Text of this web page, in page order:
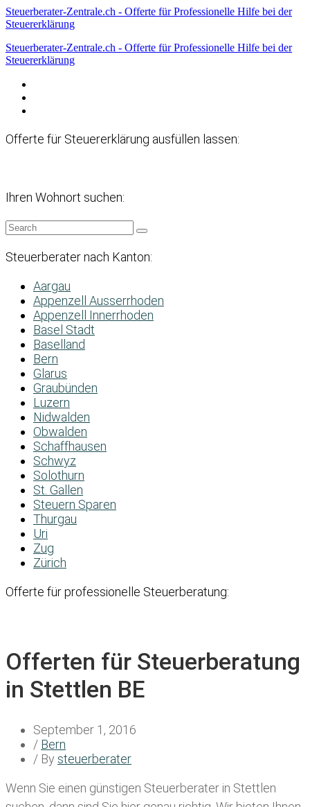
Steuerberater-Zentrale.ch - Offerte für Professionelle Hilfe bei der
Steuererklärung
Steuerberater-Zentrale.ch - Offerte für Professionelle Hilfe bei der
Steuererklärung
Offerte für Steuererklärung ausfüllen lassen:
Ihren Wohnort suchen:
Steuerberater nach Kanton:
Aargau
Appenzell Ausserrhoden
Appenzell Innerrhoden
Basel Stadt
Baselland
Bern
Glarus
Graubünden
Luzern
Nidwalden
Obwalden
Schaffhausen
Schwyz
Solothurn
St. Gallen
Steuern Sparen
Thurgau
Uri
Zug
Zürich
Offerte für professionelle Steuerberatung:
Offerten für Steuerberatung
in Stettlen BE
September 1, 2016
/ Bern
/ By steuerberater
Wenn Sie einen günstigen Steuerberater in Stettlen